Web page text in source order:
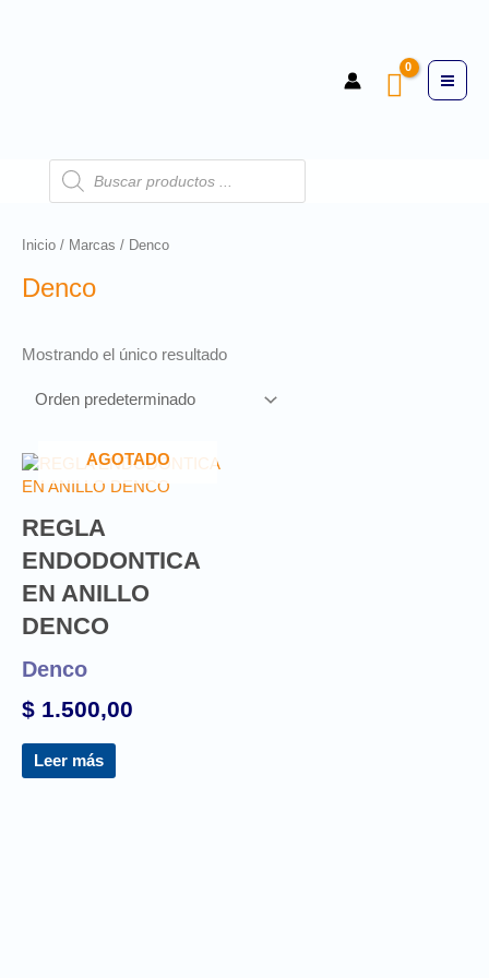
Inicio / Marcas / Denco
Denco
Mostrando el único resultado
AGOTADO
REGLA
ENDODONTICA
EN ANILLO
DENCO
Denco
$ 1.500,00
Leer más